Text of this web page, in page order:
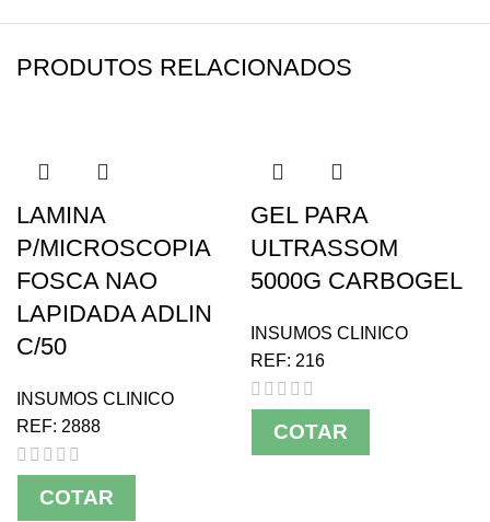
PRODUTOS RELACIONADOS
LAMINA
P/MICROSCOPIA
FOSCA NAO
LAPIDADA ADLIN
C/50
INSUMOS CLINICO
REF: 2888
COTAR
GEL PARA
ULTRASSOM
5000G CARBOGEL
INSUMOS CLINICO
REF: 216
COTAR